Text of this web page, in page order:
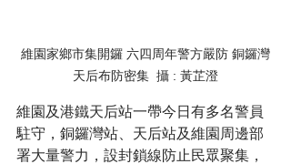
維園家鄉市集開鑼 六四周年警方嚴防 銅鑼灣
天后布防密集  攝 : 黃芷澄
維園及港鐵天后站一帶今日有多名警員
駐守，銅鑼灣站、天后站及維園周邊部
署大量警力，設封鎖線防止民眾聚集，